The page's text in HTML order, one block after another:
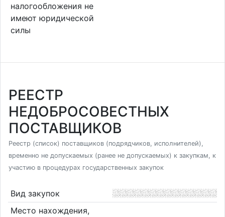
налогообложения не
имеют юридической
силы
РЕЕСТР
НЕДОБРОСОВЕСТНЫХ
ПОСТАВЩИКОВ
Реестр (список) поставщиков (подрядчиков, исполнителей),
временно не допускаемых (ранее не допускаемых) к закупкам, к
участию в процедурах государственных закупок
Вид закупок
Место нахождения,